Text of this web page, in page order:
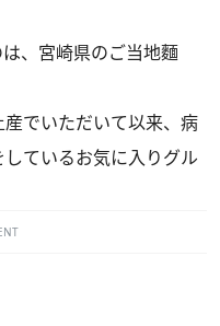
、宮崎県のご当地麵
でいただいて以来、病
ているお気に入りグル